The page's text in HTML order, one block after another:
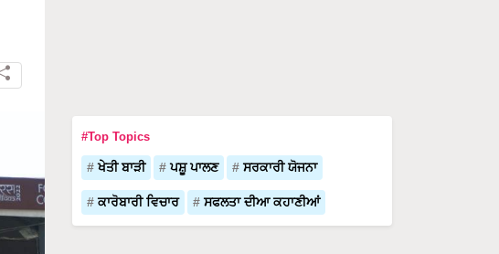
#Top Topics
ਖੇਤੀ ਬਾੜੀ ਪਸ਼ੂ ਪਾਲਣ ਸਰਕਾਰੀ ਯੋਜਨਾ
ਕਾਰੋਬਾਰੀ ਵਿਚਾਰ ਸਫਲਤਾ ਦੀਆ ਕਹਾਣੀਆਂ